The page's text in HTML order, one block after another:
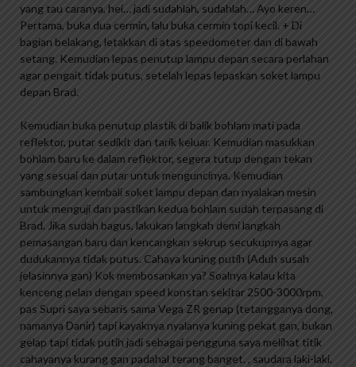
yang tau caranya, hei… jadi sudahlah, sudahlah… Ayo keren…
Pertama, buka dua cermin, lalu buka cermin topi kecil. + Di
bagian belakang, letakkan di atas speedometer dan di bawah
setang. Kemudian lepas penutup lampu depan secara perlahan
agar pengait tidak putus, setelah lepas lepaskan soket lampu
depan Brad.
Kemudian buka penutup plastik di balik bohlam mati pada
reflektor, putar sedikit dan tarik keluar. Kemudian masukkan
bohlam baru ke dalam reflektor, segera tutup dengan tekan
yang sesuai dan putar untuk menguncinya. Kemudian
sambungkan kembali soket lampu depan dan nyalakan mesin
untuk menguji dan pastikan kedua bohlam sudah terpasang di
Brad. Jika sudah bagus, lakukan langkah demi langkah
pemasangan baru dan kencangkan sekrup secukupnya agar
dudukannya tidak putus. Cahaya kuning putih (Aduh susah
jelasinnya gan) Kok membosankan ya? Soalnya kalau kita
kenceng pelan dengan speed konstan sekitar 2500-3000rpm,
pas Supri saya sebaris sama Vega ZR genap (tetangganya dong,
namanya Danir) tapi kayaknya nyalanya kuning pekat gan, bukan
gelap tapi tidak putih jadi sebagai pengguna saya melihat titik
cahayanya kurang gan padahal terang banget. , saudara laki-laki.